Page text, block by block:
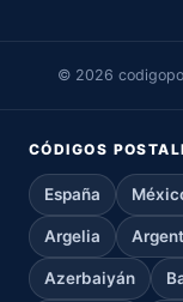
© 2026
CÓDIGOS
España
Argelia
Azerbaiyán